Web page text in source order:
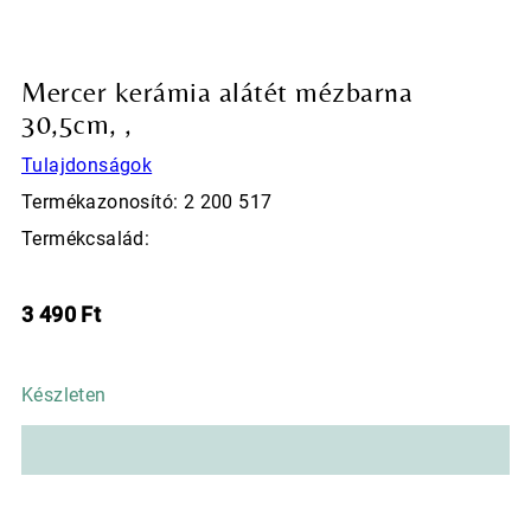
Mercer kerámia alátét mézbarna
30,5cm, ,
Tulajdonságok
Termékazonosító: 2 200 517
Termékcsalád:
3 490 Ft
Készleten